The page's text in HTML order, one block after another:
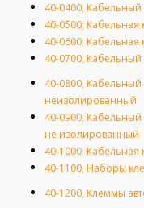
40-0400,
40-0500,
40-0600,
40-0700,
40-0800,
неизолированный
40-0900,
не изолированный
40-1000,
40-1100, Наборы
40-1200, Клеммы